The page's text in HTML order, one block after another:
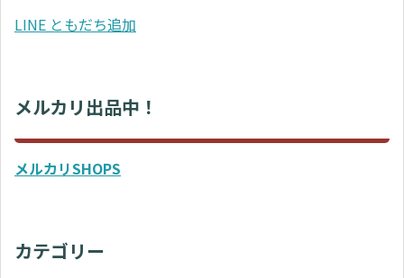
LINE ともだち追加
メルカリ出品中！
メルカリSHOPS
カテゴリー